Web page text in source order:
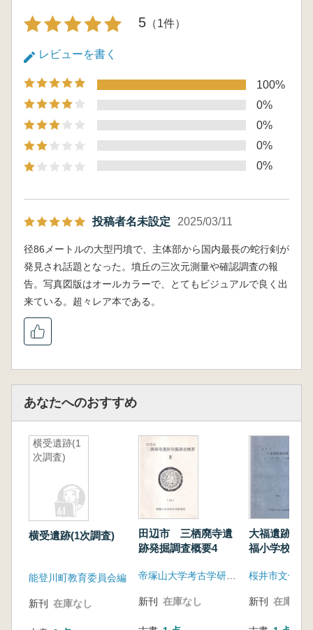
5 （1件）
レビューを書く
100%
0%
0%
0%
0%
投稿者名未設定 2025/03/11
径86メートルの大型円墳で、主体部から国内最長の蛇行剣が
発見され話題となった。墳丘の三次元測量や確認調査の報
告。写真図版はオールカラーで、とてもビジュアルで良く出
来ている。超々レア本である。
あなたへのおすすめ
横受遺跡(1
次調査)
横受遺跡(1次調査)
能登川町教育委員会編
新刊 在庫なし
田辺市 三栖廃寺遺
跡発掘調査概要4
新刊 在庫なし
大福遺跡調査
福小学校第
桜井市文化財
新刊 在庫なし